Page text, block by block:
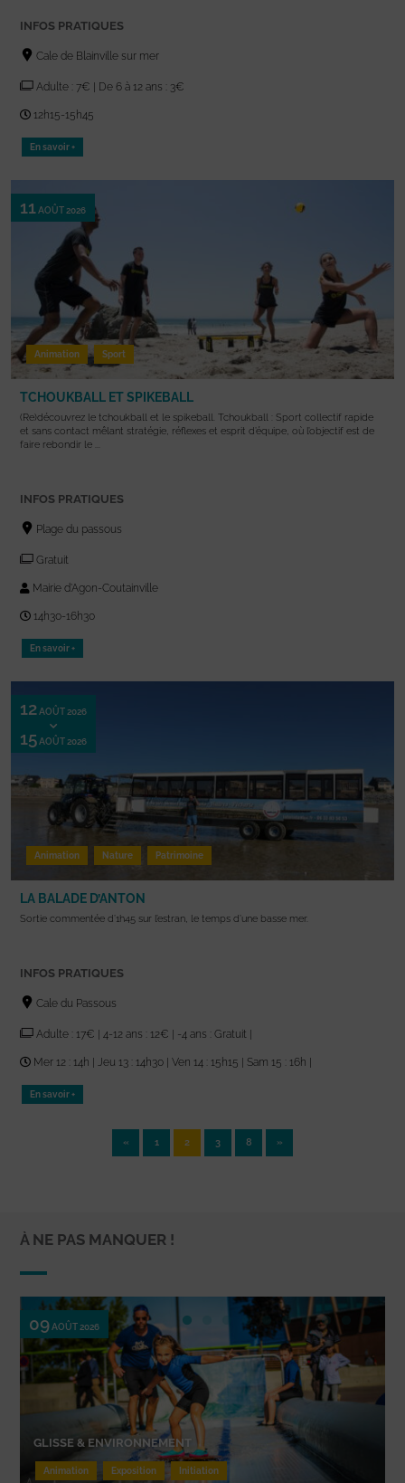
INFOS PRATIQUES
Cale de Blainville sur mer
Adulte : 7€ | De 6 à 12 ans : 3€
12h15-15h45
En savoir +
11 AOÛT 2026
Animation Sport
TCHOUKBALL ET SPIKEBALL
(Re)découvrez le tchoukball et le spikeball. Tchoukball : Sport collectif rapide
et sans contact mêlant stratégie, réflexes et esprit d’équipe, où l’objectif est de
faire rebondir le ...
INFOS PRATIQUES
Plage du passous
Gratuit
Mairie d'Agon-Coutainville
14h30-16h30
En savoir +
12 AOÛT 2026
15 AOÛT 2026
Animation Nature Patrimoine
LA BALADE D’ANTON
Sortie commentée d’1h45 sur l’estran, le temps d’une basse mer.
INFOS PRATIQUES
Cale du Passous
Adulte : 17€ | 4-12 ans : 12€ | -4 ans : Gratuit |
Mer 12 : 14h | Jeu 13 : 14h30 | Ven 14 : 15h15 | Sam 15 : 16h |
En savoir +
« 1 2 3 8 »
À NE PAS MANQUER !
09 AOÛT 2026
GLISSE & ENVIRONNEMENT
Animation Exposition Initiation